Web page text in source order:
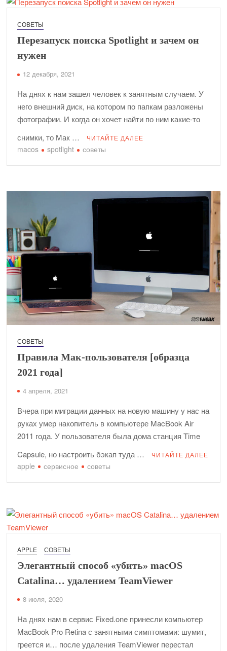
СОВЕТЫ
Перезапуск поиска Spotlight и зачем он
нужен
12 декабря, 2021
На днях к нам зашел человек к занятным случаем. У
него внешний диск, на котором по папкам разложены
фотографии. И когда он хочет найти по ним какие-то
снимки, то Мак …
ЧИТАЙТЕ ДАЛЕЕ
macos spotlight советы
СОВЕТЫ
Правила Мак-пользователя [образца
2021 года]
4 апреля, 2021
Вчера при миграции данных на новую машину у нас на
руках умер накопитель в компьютере MacBook Air
2011 года. У пользователя была дома станция Time
Capsule, но настроить бэкап туда …
ЧИТАЙТЕ ДАЛЕЕ
apple сервисное советы
APPLE СОВЕТЫ
Элегантный способ «убить» macOS
Catalina… удалением TeamViewer
8 июля, 2020
На днях нам в сервис Fixed.one принесли компьютер
MacBook Pro Retina с занятными симптомами: шумит,
греется и… после удаления TeamViewer перестал